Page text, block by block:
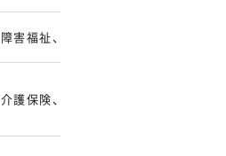
障害福祉、障害児。データ入力、伝送
介護保険、障害福祉。国保連請求、利